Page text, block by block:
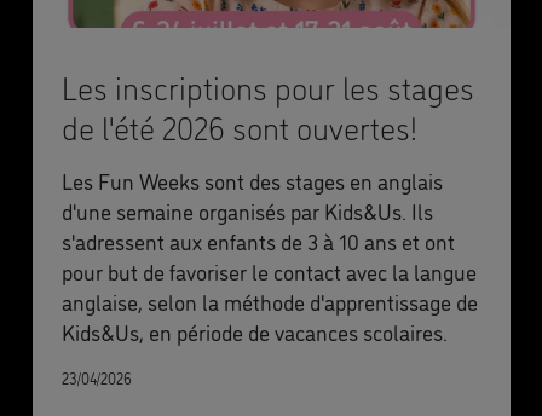
Les inscriptions pour les stages
de l'été 2026 sont ouvertes!
Les Fun Weeks sont des stages en anglais
d'une semaine organisés par Kids&Us. Ils
s'adressent aux enfants de 3 à 10 ans et ont
pour but de favoriser le contact avec la langue
anglaise, selon la méthode d'apprentissage de
Kids&Us, en période de vacances scolaires.
23/04/2026